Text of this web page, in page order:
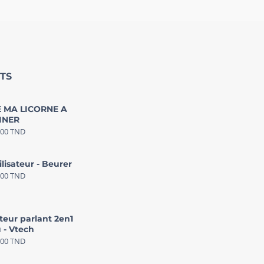
MA LICORNE A
TND
- Beurer
TND
parlant 2en1
- Vtech
TND